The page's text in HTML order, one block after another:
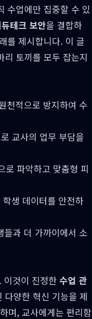
수업에만 집중할 수 있
테크 보안을 결합하
를 제시합니다. 이 글
토끼를 모두 잡는지
천적으로 방지하여 수
교사의 업무 부담을
로 파악하고 맞춤형 피
생 데이터를 안전하
들과 더 가까이에서 소
이것이 진정한 수업 관
다양한 혁신 기능을 제
며, 교사에게는 편리함